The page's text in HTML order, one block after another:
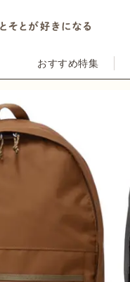
おすすめ特集